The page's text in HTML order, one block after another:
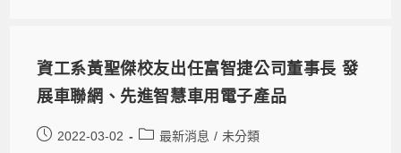
資工系黃聖傑校友出任富智捷公司董事長 發
展車聯網、先進智慧車用電子產品
2022-03-02 最新消息 / 未分類